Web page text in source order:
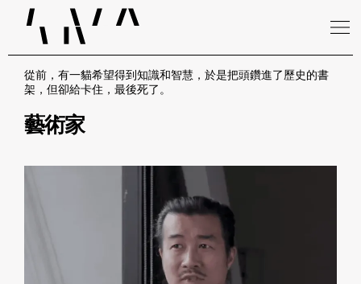
從前，有一貓希望得到知識和智慧，於是把頭鑽進了歷史的書
架，但卻給卡住，最後死了。
藝術家